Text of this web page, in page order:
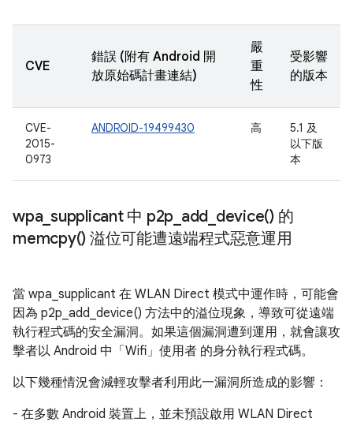
CVE
錯誤 (附有 Android 開
放原始碼計畫連結)
嚴
重
性
受影響
的版本
CVE-
2015-
0973
ANDROID-19499430 高
5.1 及
以下版
本
wpa_ supplicant 中 p2p_add_device() 的
memcpy() 溢位可能遭遠端程式惡意運用
當 wpa_supplicant 在 WLAN Direct 模式中運作時，可能會
因為 p2p_add_device() 方法中的溢位現象，導致可從遠端
執行程式碼的安全漏洞。如果這個漏洞遭到運用，就會讓攻
擊者以 Android 中「Wifi」使用者 的身分執行程式碼。
以下幾種情況會減輕攻擊者利用此一漏洞所造成的影響：
- 在多數 Android 裝置上，並未預設啟用 WLAN Direct